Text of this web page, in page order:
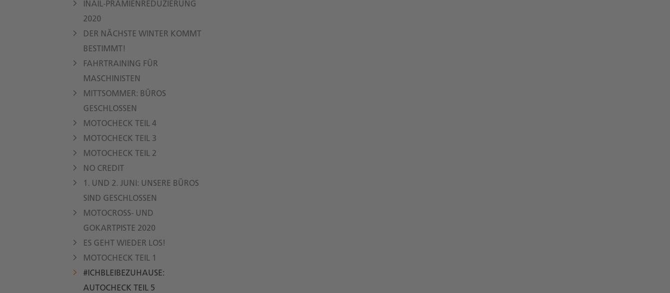
INAIL-PRÄMIENREDUZIERUNG
2020
DER NÄCHSTE WINTER KOMMT
BESTIMMT!
FAHRTRAINING FÜR
MASCHINISTEN
MITTSOMMER: BÜROS
GESCHLOSSEN
MOTOCHECK TEIL 4
MOTOCHECK TEIL 3
MOTOCHECK TEIL 2
NO CREDIT
1. UND 2. JUNI: UNSERE BÜROS
SIND GESCHLOSSEN
MOTOCROSS- UND
GOKARTPISTE 2020
ES GEHT WIEDER LOS!
MOTOCHECK TEIL 1
#ICHBLEIBEZUHAUSE:
AUTOCHECK TEIL 5